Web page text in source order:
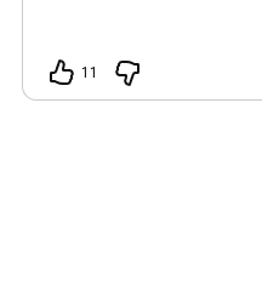
11